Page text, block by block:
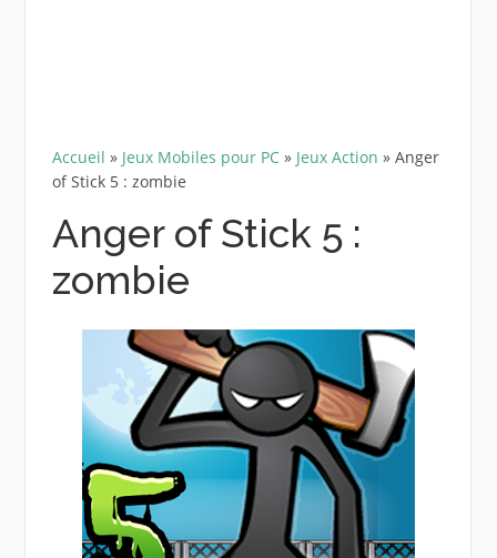
Accueil » Jeux Mobiles pour PC» Jeux Action » Anger
of Stick 5 : zombie
Anger of Stick 5 :
zombie